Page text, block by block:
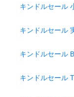
キンドルセール
キンドルセール
キンドルセール
キンドルセール